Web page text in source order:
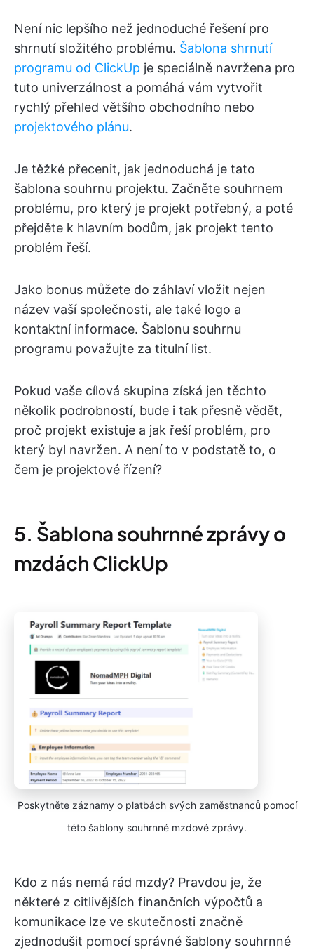
Není nic lepšího než jednoduché řešení pro
shrnutí složitého problému. Šablona shrnutí
programu od ClickUp je speciálně navržena pro
tuto univerzálnost a pomáhá vám vytvořit
rychlý přehled většího obchodního nebo
projektového plánu.
Je těžké přecenit, jak jednoduchá je tato
šablona souhrnu projektu. Začněte souhrnem
problému, pro který je projekt potřebný, a poté
přejděte k hlavním bodům, jak projekt tento
problém řeší.
Jako bonus můžete do záhlaví vložit nejen
název vaší společnosti, ale také logo a
kontaktní informace. Šablonu souhrnu
programu považujte za titulní list.
Pokud vaše cílová skupina získá jen těchto
několik podrobností, bude i tak přesně vědět,
proč projekt existuje a jak řeší problém, pro
který byl navržen. A není to v podstatě to, o
čem je projektové řízení?
5. Šablona souhrnné zprávy o
mzdách ClickUp
Poskytněte záznamy o platbách svých zaměstnanců pomocí
této šablony souhrnné mzdové zprávy.
Kdo z nás nemá rád mzdy? Pravdou je, že
některé z citlivějších finančních výpočtů a
komunikace lze ve skutečnosti značně
zjednodušit pomocí správné šablony souhrnné